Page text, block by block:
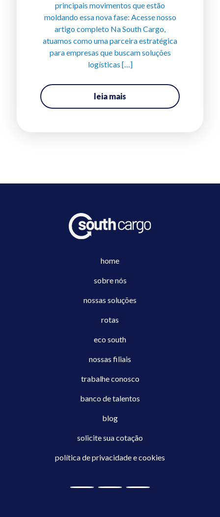
principais movimentos que estão
moldando essa nova fase: Acesse nosso
artigo completo Na South Cargo,
atuamos como uma parceira estratégica
para empresas que buscam soluções
logísticas […]
leia mais
home
sobre nós
nossas soluções
rotas
eco south
nossas filiais
trabalhe conosco
banco de talentos
blog
solicite sua cotação
política de privacidade e cookies